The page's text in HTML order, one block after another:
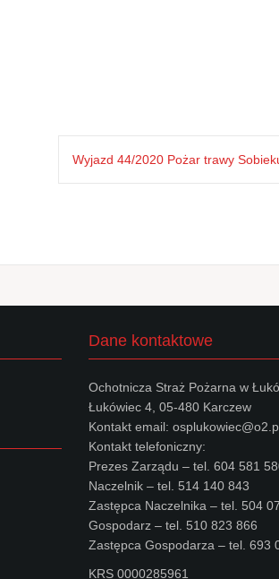
Wyjazd 44/2020 Pożar trawy
Dane kontaktowe
Ochotnicza Straż Pożarna w
Łukówiec 4, 05-480 Karczew
Kontakt email:
Kontakt telefoniczny:
Prezes Zarządu – tel. 604 581
Naczelnik – tel. 514 140 843
Zastępca Naczelnika – tel. 504
Gospodarz – tel. 510 823 866
Zastępca Gospodarza – tel. 693
KRS 0000285961